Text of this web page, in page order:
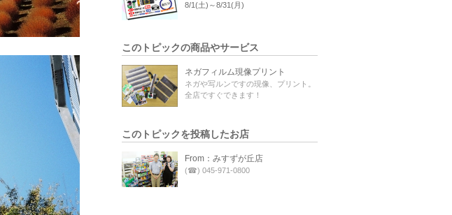
8/1(土)～8/31(月)
このトピックの商品やサービス
ネガフィルム現像プリント
ネガや写ルンですの現像、プリント。
全店ですぐできます！
このトピックを投稿したお店
From：みすずが丘店
(☎) 045-971-0800